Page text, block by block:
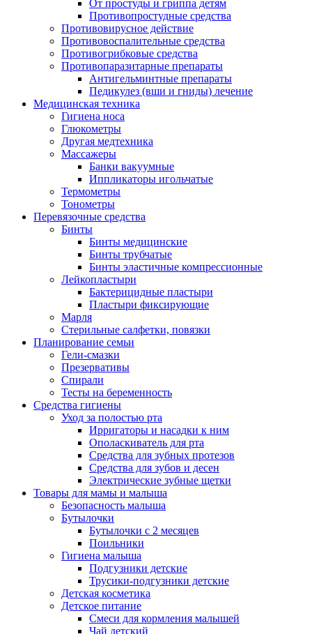
От простуды и гриппа детям
Противопростудные средства
Противовирусное действие
Противовоспалительные средства
Противогрибковые средства
Противопаразитарные препараты
Антигельминтные препараты
Педикулез (вши и гниды) лечение
Медицинская техника
Гигиена носа
Глюкометры
Другая медтехника
Массажеры
Банки вакуумные
Иппликаторы игольчатые
Термометры
Тонометры
Перевязочные средства
Бинты
Бинты медицинские
Бинты трубчатые
Бинты эластичные компрессионные
Лейкопластыри
Бактерицидные пластыри
Пластыри фиксирующие
Марля
Стерильные салфетки, повязки
Планирование семьи
Гели-смазки
Презервативы
Спирали
Тесты на беременность
Средства гигиены
Уход за полостью рта
Ирригаторы и насадки к ним
Ополаскиватель для рта
Средства для зубных протезов
Средства для зубов и десен
Электрические зубные щетки
Товары для мамы и малыша
Безопасность малыша
Бутылочки
Бутылочки с 2 месяцев
Поильники
Гигиена малыша
Подгузники детские
Трусики-подгузники детские
Детская косметика
Детское питание
Смеси для кормления малышей
Чай детский